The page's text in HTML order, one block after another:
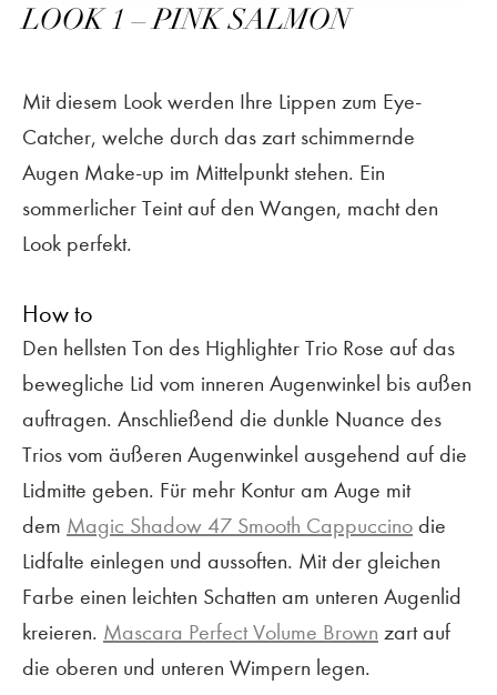
LOOK 1 – PINK SALMON
Mit diesem Look werden Ihre Lippen zum Eye-
Catcher, welche durch das zart schimmernde
Augen Make-up im Mittelpunkt stehen. Ein
sommerlicher Teint auf den Wangen, macht den
Look perfekt.
How to
Den hellsten Ton des Highlighter Trio Rose auf das
bewegliche Lid vom inneren Augenwinkel bis außen
auftragen. Anschließend die dunkle Nuance des
Trios vom äußeren Augenwinkel ausgehend auf die
Lidmitte geben. Für mehr Kontur am Auge mit
dem Magic Shadow 47 Smooth Cappuccino die
Lidfalte einlegen und aussoften. Mit der gleichen
Farbe einen leichten Schatten am unteren Augenlid
kreieren. Mascara Perfect Volume Brown zart auf
die oberen und unteren Wimpern legen.